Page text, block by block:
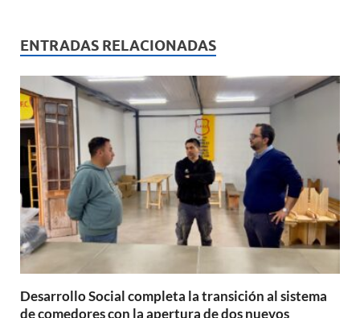
s
A
p
p
b
o
o
p
ar
ti
r
ENTRADAS RELACIONADAS
Desarrollo Social completa la transición al sistema
de comedores con la apertura de dos nuevos